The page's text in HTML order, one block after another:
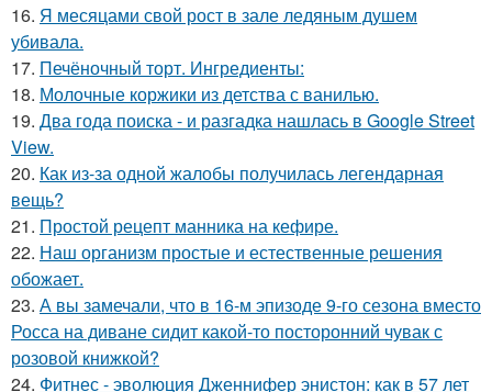
16. Я месяцами свой рост в зале ледяным душем
убивала.
17. Печёночный торт. Ингредиенты:
18. Молочные коржики из детства с ванилью.
19. Два года поиска - и разгадка нашлась в Google Street
View.
20. Как из-за одной жалобы получилась легендарная
вещь?
21. Простой рецепт манника на кефире.
22. Наш организм простые и естественные решения
обожает.
23. А вы замечали, что в 16-м эпизоде 9-го сезона вместо
Росса на диване сидит какой-то посторонний чувак с
розовой книжкой?
24. Фитнес - эволюция Дженнифер энистон: как в 57 лет